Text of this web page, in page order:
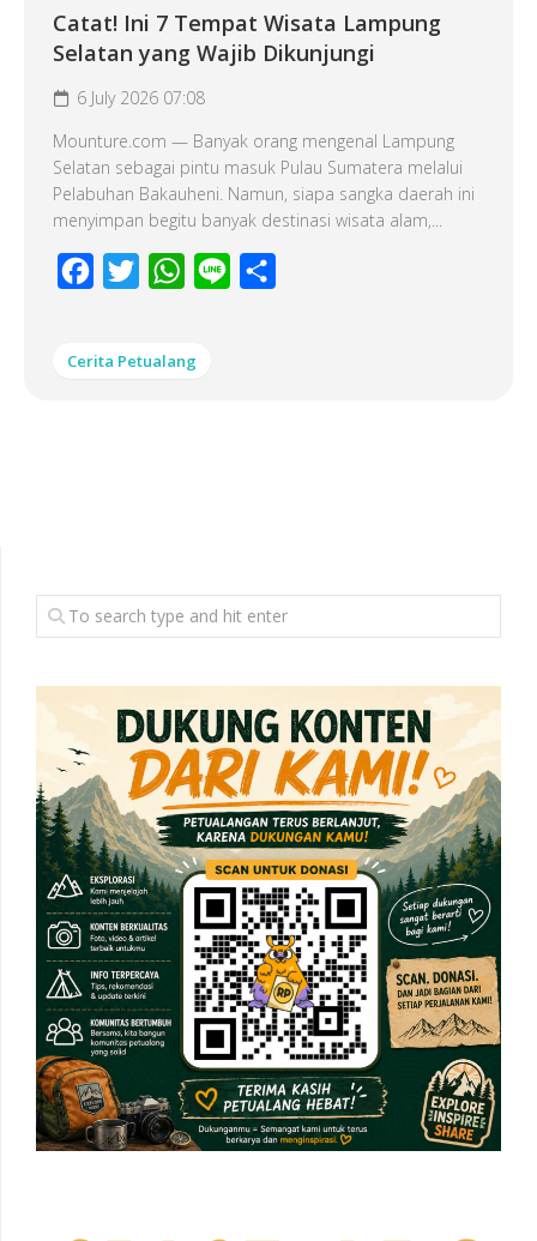
Catat! Ini 7 Tempat Wisata Lampung
Selatan yang Wajib Dikunjungi
6 July 2026 07:08
Mounture.com — Banyak orang mengenal Lampung
Selatan sebagai pintu masuk Pulau Sumatera melalui
Pelabuhan Bakauheni. Namun, siapa sangka daerah ini
menyimpan begitu banyak destinasi wisata alam,...
Facebook
Twitter WhatsApp
Line
Cerita Petualang